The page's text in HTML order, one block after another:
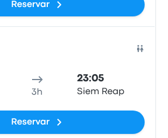
Reservar
3h
23:05
Siem Reap
Reservar